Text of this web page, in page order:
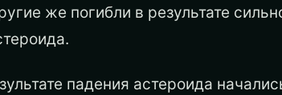
же погибли в результате
падения астероида